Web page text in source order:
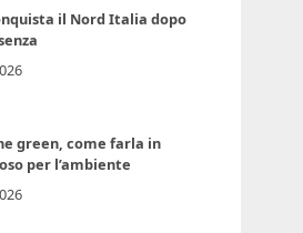
il Nord Italia dopo
green, come farla in
per l’ambiente